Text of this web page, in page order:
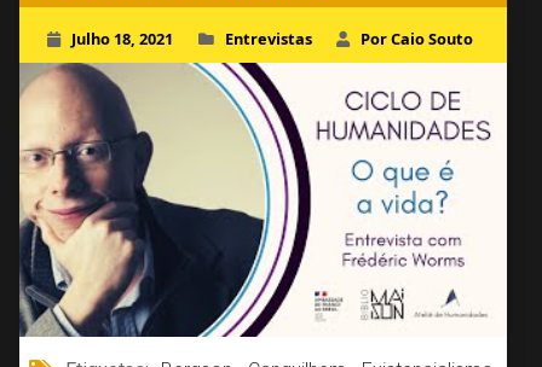
Julho 18, 2021 Entrevistas Por Caio Souto